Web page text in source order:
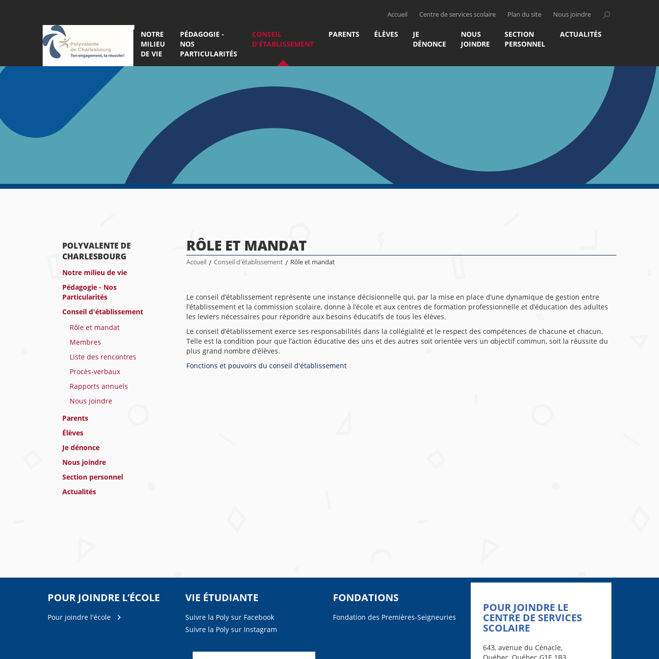
Accueil Centre de services scolaire Plan du site Nous joindre
NOTRE
MILIEU
DE VIE
PÉDAGOGIE -
NOS
PARTICULARITÉS
CONSEIL
D'ÉTABLISSEMENT
PARENTS ÉLÈVES
JE
DÉNONCE
NOUS
JOINDRE
SECTION
PERSONNEL
ACTUALITÉS
POLYVALENTE DE
CHARLESBOURG
Notre milieu de vie
Pédagogie - Nos
Particularités
Conseil d'établissement
Rôle et mandat
Membres
Liste des rencontres
Procès-verbaux
Rapports annuels
Nous joindre
Parents
Élèves
Je dénonce
Nous joindre
Section personnel
Actualités
RÔLE ET MANDAT
Accueil / Conseil d'établissement / Rôle et mandat
Le conseil d’établissement représente une instance décisionnelle qui, par la mise en place d’une dynamique de gestion entre
l’établissement et la commission scolaire, donne à l’école et aux centres de formation professionnelle et d’éducation des adultes
les leviers nécessaires pour répondre aux besoins éducatifs de tous les élèves.
Le conseil d’établissement exerce ses responsabilités dans la collégialité et le respect des compétences de chacune et chacun.
Telle est la condition pour que l’action éducative des uns et des autres soit orientée vers un objectif commun, soit la réussite du
plus grand nombre d’élèves.
Fonctions et pouvoirs du conseil d'établissement
POUR JOINDRE L’ÉCOLE
Pour joindre l'école
VIE ÉTUDIANTE
Suivre la Poly sur Facebook
Suivre la Poly sur Instagram
FONDATIONS
Fondation des Premières-Seigneuries
POUR JOINDRE LE
CENTRE DE SERVICES
SCOLAIRE
643, avenue du Cénacle,